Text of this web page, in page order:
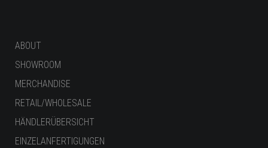
ABOUT
SHOWROOM
MERCHANDISE
RETAIL/WHOLESALE
HÄNDLERÜBERSICHT
EINZELANFERTIGUNGEN